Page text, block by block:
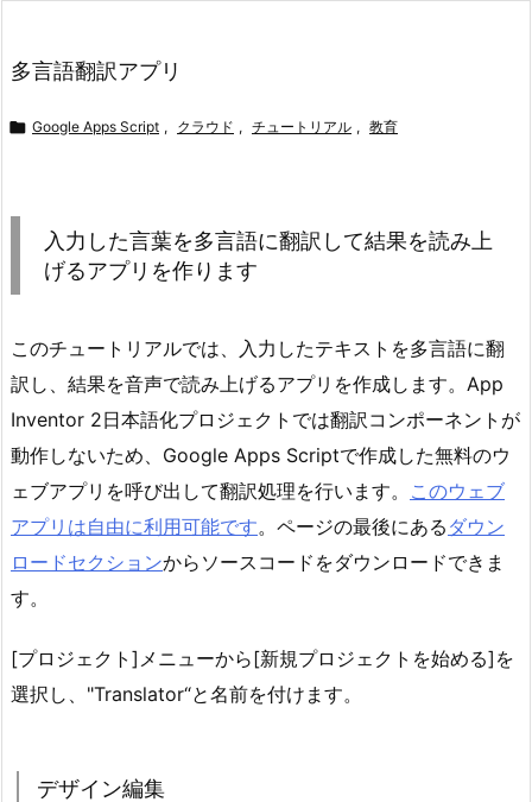
多言語翻訳アプリ
 Google Apps Script , クラウド , チュートリアル , 教育
入力した言葉を多言語に翻訳して結果を読み上
げるアプリを作ります
このチュートリアルでは、入力したテキストを多言語に翻
訳し、結果を音声で読み上げるアプリを作成します。App
Inventor 2日本語化プロジェクトでは翻訳コンポーネントが
動作しないため、Google Apps Scriptで作成した無料のウ
ェブアプリを呼び出して翻訳処理を行います。 このウェブ
アプリは自由に利用可能です。ページの最後にある ダウン
ロードセクションからソースコードをダウンロードできま
す。
[プロジェクト]メニューから[新規プロジェクトを始める]を
選択し、"Translator“と名前を付けます。
デザイン編集